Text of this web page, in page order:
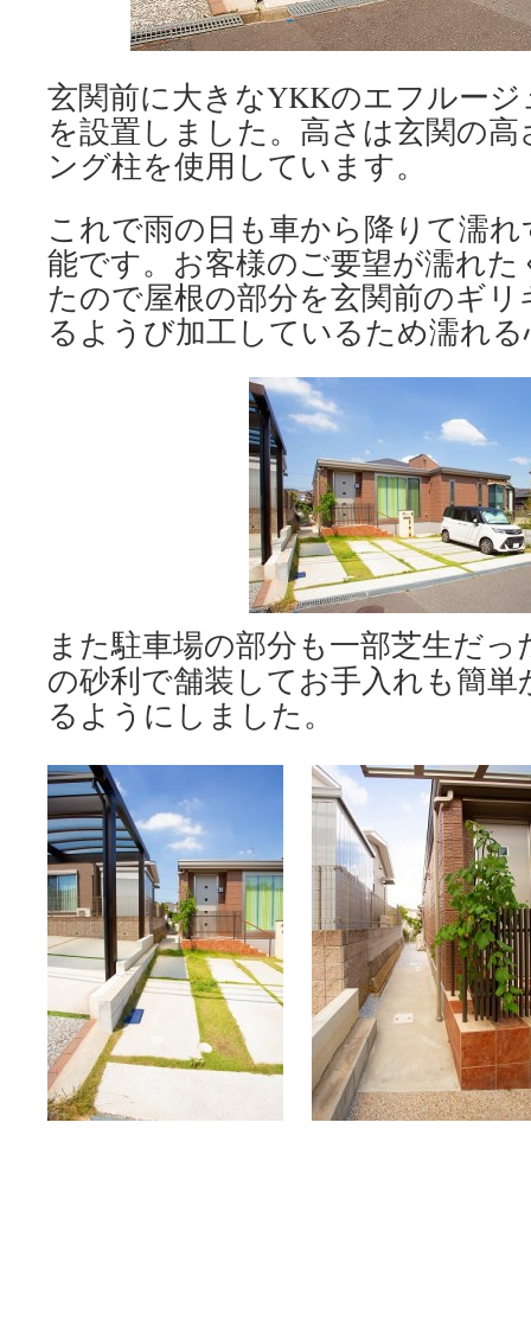
玄関前に大きなYKKのエフルー
を設置しました。高さは玄関の
ング柱を使用しています。
これで雨の日も車から降りて濡
能です。お客様のご要望が濡れ
たので屋根の部分を玄関前のギ
るようび加工しているため濡れ
また駐車場の部分も一部芝生だ
の砂利で舗装してお手入れも簡
るようにしました。